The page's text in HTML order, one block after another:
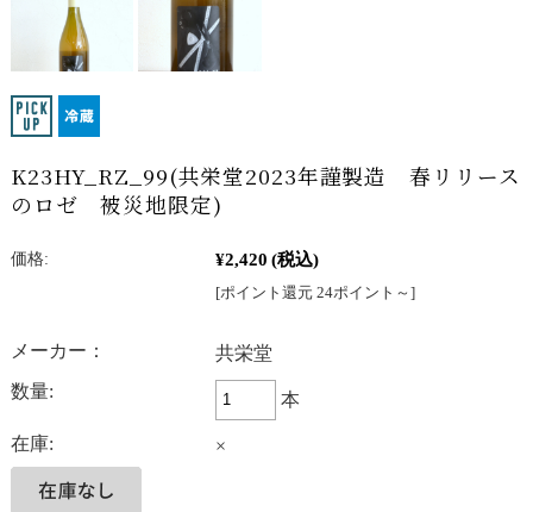
K23HY_RZ_99(共栄堂2023年謹製造 春リリース
のロゼ 被災地限定)
価格: ¥2,420 (税込)
[ポイント還元 24ポイント～]
メーカー：
共栄堂
数量:
本
在庫: ×